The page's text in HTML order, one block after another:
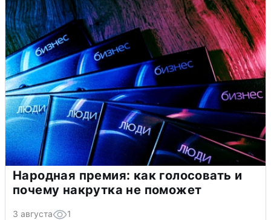
Народная премия: как голосовать и
почему накрутка не поможет
3 августа 1